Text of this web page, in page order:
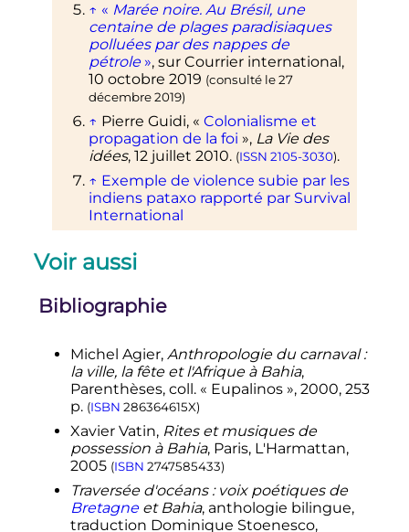
↑ « Marée noire. Au Brésil, une
centaine de plages paradisiaques
polluées par des nappes de
pétrole », sur Courrier international ,
10 octobre 2019 (consulté le27
décembre 2019)
↑ Pierre Guidi, « Colonialisme et
propagation de la foi », La Vie des
idées, 12 juillet 2010. (ISSN 2105-3030).
↑ Exemple de violence subie par les
indiens pataxo rapporté par Survival
International
www.coficpolo.com
NORDESTE É DESTAQUE
NACIONAL
produção brasileira de cacau, com a
união de agricultores
↑Produção de cana de açúcar no
Nordeste
↑Segundo maior produtor de
algodão do país, Bahia tem previsão
de 15% de crescimento da safra
123(pt) « Produção de grãos cresce
14% e Piauí se consolida como 3º
Voir aussi
Bibliographie
Michel Agier, Anthropologie du carnaval :
la ville, la fête et l'Afrique à Bahia,
Parenthèses, coll. « Eupalinos », 2000, 253
p. (ISBN 286364615X)
Xavier Vatin, Rites et musiques de
possession à Bahia, Paris, L'Harmattan,
2005 (ISBN 2747585433)
Traversée d'océans : voix poétiques de
Bretagneet Bahia, anthologie bilingue,
traduction Dominique Stoenesco,